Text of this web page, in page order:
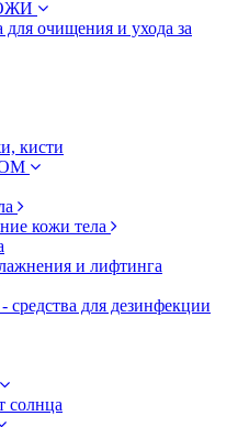
для очищения и ухода за
кисти
кожи тела
и лифтинга
средства для дезинфекции
солнца